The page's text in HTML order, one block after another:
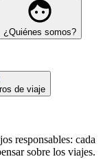
¿Quiénes somos?
de viaje
responsables: cada
sobre los viajes.